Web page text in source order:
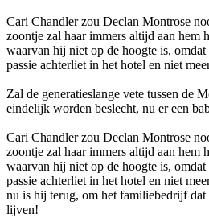
Cari Chandler zou Declan Montrose
zoontje zal haar immers altijd aan hem
waarvan hij niet op de hoogte is,
passie achterliet in het hotel en niet
Zal de generatieslange vete tussen de
eindelijk worden beslecht, nu er een
Cari Chandler zou Declan Montrose
zoontje zal haar immers altijd aan hem
waarvan hij niet op de hoogte is,
passie achterliet in het hotel en niet
nu is hij terug, om het familiebedrijf dat
lijven!